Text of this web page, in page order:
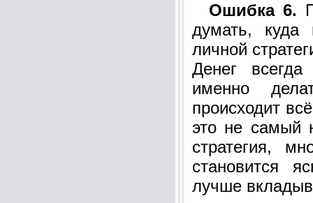
Ошибка 6.
думать, куда
личной
Денег
именно
происходит
это не самый
стратегия,
становится
лучше